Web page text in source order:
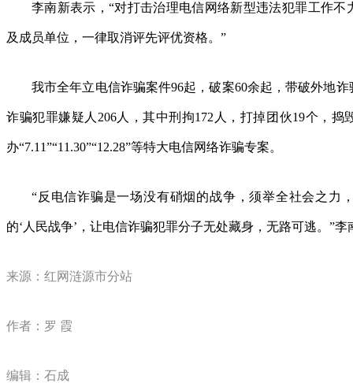
李南新表示，“对打击治理电信网络新型违法犯罪工作
及成员单位，一律取消评先评优资格。”
我市全年立电信诈骗案件96起，破案60余起，带破外地
诈骗犯罪嫌疑人206人，其中刑拘172人，打掉团伙19个，捣
办“7.11”“11.30”“12.28”等特大电信网络诈骗专案。
“反电信诈骗是一场没有硝烟的战争，须举全社会之力
的‘人民战争’，让电信诈骗犯罪分子无处藏身，无路可逃。”李
来源：​红网涟源市分站
作者：罗 霞
编辑：石成